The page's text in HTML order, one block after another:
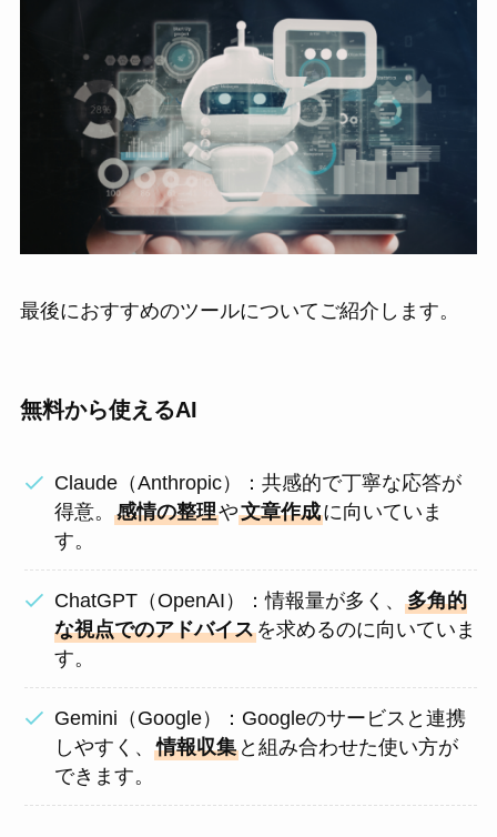
最後におすすめのツールについてご紹介します。
無料から使えるAI
Claude（Anthropic）：共感的で丁寧な応答が
得意。感情の整理や文章作成に向いていま
す。
ChatGPT（OpenAI）：情報量が多く、多角的
な視点でのアドバイスを求めるのに向いていま
す。
Gemini（Google）：Googleのサービスと連携
しやすく、情報収集 と組み合わせた使い方が
できます。